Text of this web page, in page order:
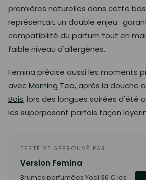
premières naturelles dans cette
représentait un double enjeu :
compatibilité du parfum tout en
faible niveau d'allergènes.
Femina précise aussi les moments
avecMorning Tea, après la douche
Bois, lors des longues soirées d'été
les superposant parfois façon
TESTÉ ET APPROUVÉ PAR
Version Femina
Brumes parfumées Yodi 36 € les